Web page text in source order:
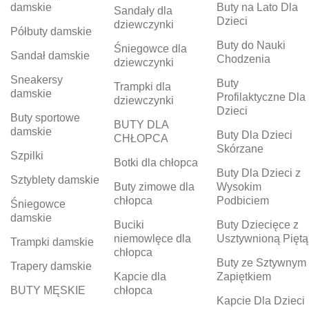
damskie
Półbuty damskie
Sandał damskie
Sneakersy
damskie
Buty sportowe
damskie
Szpilki
Sztyblety damskie
Śniegowce
damskie
Trampki damskie
Trapery damskie
BUTY MĘSKIE
Sandały dla
dziewczynki
Śniegowce dla
dziewczynki
Trampki dla
dziewczynki
BUTY DLA
CHŁOPCA
Botki dla chłopca
Buty zimowe dla
chłopca
Buciki
niemowlęce dla
chłopca
Kapcie dla
chłopca
Buty na Lato Dla
Dzieci
Buty do Nauki
Chodzenia
Buty
Profilaktyczne Dla
Dzieci
Buty Dla Dzieci
Skórzane
Buty Dla Dzieci z
Wysokim
Podbiciem
Buty Dziecięce z
Usztywnioną Piętą
Buty ze Sztywnym
Zapiętkiem
Kapcie Dla Dzieci